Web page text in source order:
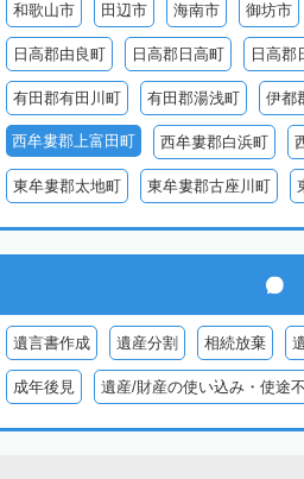
和歌山市 田辺市 海南市 御坊市
日高郡由良町 日高郡日高町 日高郡
有田郡有田川町 有田郡湯浅町 伊都
西牟婁郡上富田町 西牟婁郡白浜町
東牟婁郡太地町 東牟婁郡古座川町
遺言書作成 遺産分割 相続放棄
成年後見 遺産/財産の使い込み・使途